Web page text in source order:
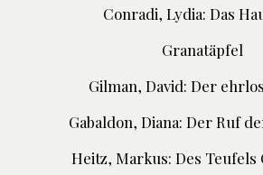
Conradi, Lydia: Das
Granatäpfel
Gilman, David: Der
Gabaldon, Diana: Der Ruf
Heitz, Markus: Des Teufels